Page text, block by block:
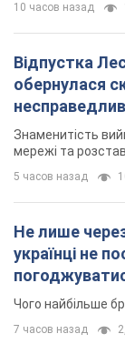
10 часов назад
Відпустка
обернулася
Знаменитість
мережі та
5 часов назад
Не лише
українці не
Чого найбільше
7 часов назад